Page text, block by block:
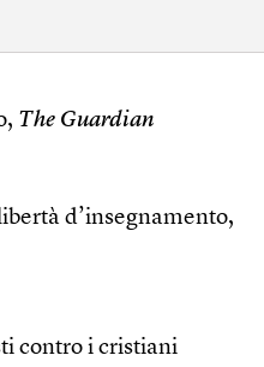
The Guardian
d’insegnamento,
contro i cristiani